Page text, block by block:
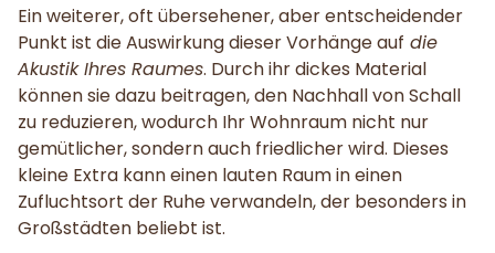
Ein weiterer, oft übersehener, aber entscheidender
Punkt ist die Auswirkung dieser Vorhänge auf die
Akustik Ihres Raumes. Durch ihr dickes Material
können sie dazu beitragen, den Nachhall von Schall
zu reduzieren, wodurch Ihr Wohnraum nicht nur
gemütlicher, sondern auch friedlicher wird. Dieses
kleine Extra kann einen lauten Raum in einen
Zufluchtsort der Ruhe verwandeln, der besonders in
Großstädten beliebt ist.